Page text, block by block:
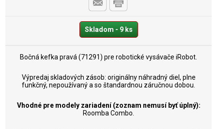
Skladom - 9 ks
Bočná kefka pravá (71291) pre robotické vysávače iRobot.
Výpredaj skladových zásob: originálny náhradný diel, plne
funkčný, nepoužívaný a so štandardnou záručnou dobou.
Vhodné pre modely zariadení (zoznam nemusí byť úplný):
Roomba Combo.